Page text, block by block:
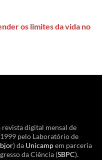
os limites da vida no
revista digital mensal de
pelo Laboratório de
) da Unicampem parceria
da Ciência (SBPC).